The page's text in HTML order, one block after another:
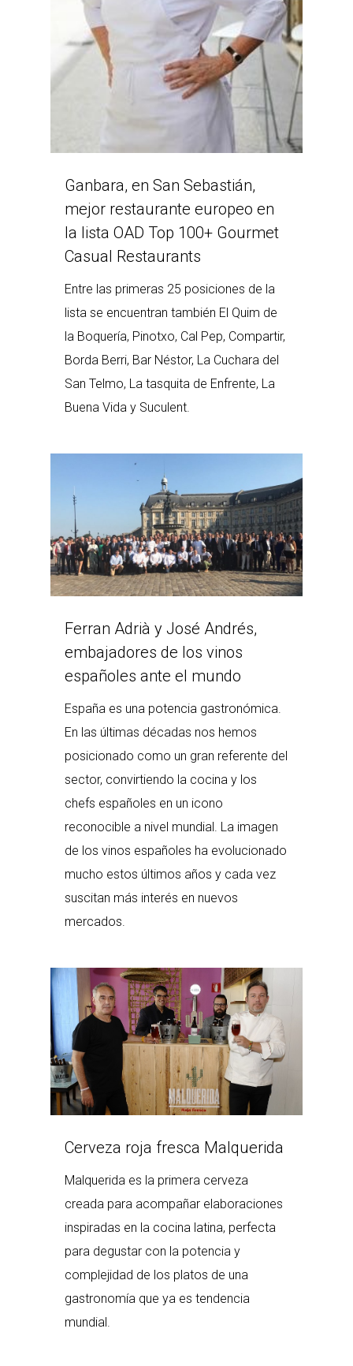
Ganbara, en San Sebastián,
mejor restaurante europeo en
la lista OAD Top 100+ Gourmet
Casual Restaurants
Entre las primeras 25 posiciones de la
lista se encuentran también El Quim de
la Boquería, Pinotxo, Cal Pep, Compartir,
Borda Berri, Bar Néstor, La Cuchara del
San Telmo, La tasquita de Enfrente, La
Buena Vida y Suculent.
Ferran Adrià y José Andrés,
embajadores de los vinos
españoles ante el mundo
España es una potencia gastronómica.
En las últimas décadas nos hemos
posicionado como un gran referente del
sector, convirtiendo la cocina y los
chefs españoles en un icono
reconocible a nivel mundial. La imagen
de los vinos españoles ha evolucionado
mucho estos últimos años y cada vez
suscitan más interés en nuevos
mercados.
Cerveza roja fresca Malquerida
Malquerida es la primera cerveza
creada para acompañar elaboraciones
inspiradas en la cocina latina, perfecta
para degustar con la potencia y
complejidad de los platos de una
gastronomía que ya es tendencia
mundial.